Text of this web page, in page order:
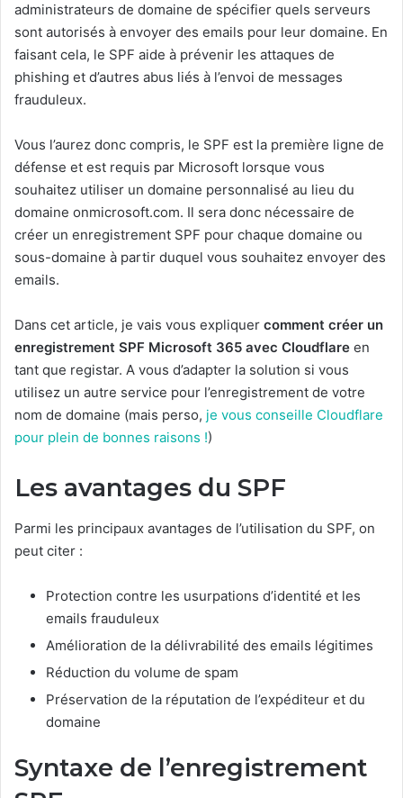
administrateurs de domaine de spécifier quels serveurs
sont autorisés à envoyer des emails pour leur domaine. En
faisant cela, le SPF aide à prévenir les attaques de
phishing et d’autres abus liés à l’envoi de messages
frauduleux.
Vous l’aurez donc compris, le SPF est la première ligne de
défense et est requis par Microsoft lorsque vous
souhaitez utiliser un domaine personnalisé au lieu du
domaine onmicrosoft.com. Il sera donc nécessaire de
créer un enregistrement SPF pour chaque domaine ou
sous-domaine à partir duquel vous souhaitez envoyer des
emails.
Dans cet article, je vais vous expliquer comment créer un
enregistrement SPF Microsoft 365 avec Cloudflare en
tant que registar. A vous d’adapter la solution si vous
utilisez un autre service pour l’enregistrement de votre
nom de domaine (mais perso, je vous conseille Cloudflare
pour plein de bonnes raisons !)
Les avantages du SPF
Parmi les principaux avantages de l’utilisation du SPF, on
peut citer :
Protection contre les usurpations d’identité et les
emails frauduleux
Amélioration de la délivrabilité des emails légitimes
Réduction du volume de spam
Préservation de la réputation de l’expéditeur et du
domaine
Syntaxe de l’enregistrement